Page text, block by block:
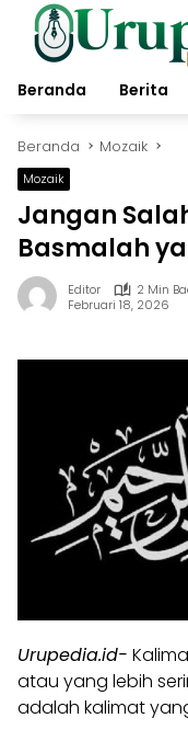
Langsung
konten
Beranda
Berita
Beranda Mozaik
Mozaik
Jangan
Basmalah
Editor
2 Min
Februari 18, 2026
Urupedia.id-
atau yang lebih
adalah kalimat